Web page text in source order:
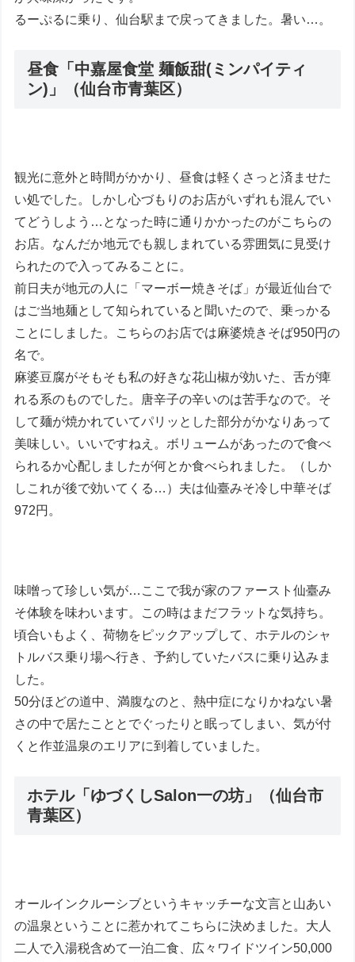
るーぷるに乗り、仙台駅まで戻ってきました。暑い…。
昼食「中嘉屋食堂 麺飯甜(ミンパイティ
ン)」（仙台市青葉区）
観光に意外と時間がかかり、昼食は軽くさっと済ませた
い処でした。しかし心づもりのお店がいずれも混んでい
てどうしよう…となった時に通りかかったのがこちらの
お店。なんだか地元でも親しまれている雰囲気に見受け
られたので入ってみることに。
前日夫が地元の人に「マーボー焼きそば」が最近仙台で
はご当地麺として知られていると聞いたので、乗っかる
ことにしました。こちらのお店では麻婆焼きそば950円の
名で。
麻婆豆腐がそもそも私の好きな花山椒が効いた、舌が痺
れる系のものでした。唐辛子の辛いのは苦手なので。そ
して麺が焼かれていてパリッとした部分がかなりあって
美味しい。いいですねえ。ボリュームがあったので食べ
られるか心配しましたが何とか食べられました。（しか
しこれが後で効いてくる…）夫は仙臺みそ冷し中華そば
972円。
味噌って珍しい気が…ここで我が家のファースト仙臺み
そ体験を味わいます。この時はまだフラットな気持ち。
頃合いもよく、荷物をピックアップして、ホテルのシャ
トルバス乗り場へ行き、予約していたバスに乗り込みま
した。
50分ほどの道中、満腹なのと、熱中症になりかねない暑
さの中で居たこととでぐったりと眠ってしまい、気が付
くと作並温泉のエリアに到着していました。
ホテル「ゆづくしSalon一の坊」（仙台市
青葉区）
オールインクルーシブというキャッチーな文言と山あい
の温泉ということに惹かれてこちらに決めました。大人
二人で入湯税含めて一泊二食、広々ワイドツイン50,000